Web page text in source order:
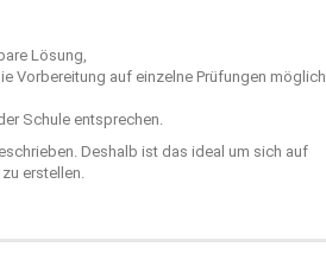
Lösung,
Vorbereitung auf einzelne Prüfungen möglich
Schule entsprechen.
Deshalb ist das ideal um sich auf
erstellen.